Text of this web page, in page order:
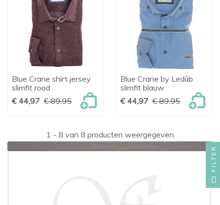
Blue Crane shirt jersey
slimfit rood
€ 44,97 € 89,95
Blue Crane by Ledûb
slimfit blauw
€ 44,97 € 89,95
1 - 8 van 8 producten weergegeven
FILTER